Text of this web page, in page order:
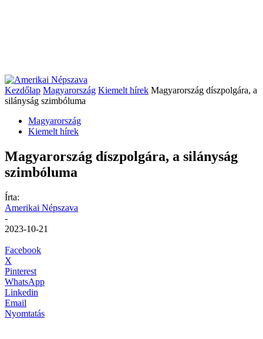
Kezdőlap Magyarország Kiemelt hírek Magyarország díszpolgára, a
silányság szimbóluma
Magyarország
Kiemelt hírek
Magyarország díszpolgára, a silányság
szimbóluma
Írta:
Amerikai Népszava
-
2023-10-21
Facebook
X
Pinterest
WhatsApp
Linkedin
Email
Nyomtatás